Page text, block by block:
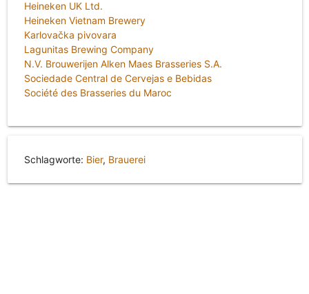
Heineken UK Ltd.
Heineken Vietnam Brewery
Karlovačka pivovara
Lagunitas Brewing Company
N.V. Brouwerijen Alken Maes Brasseries S.A.
Sociedade Central de Cervejas e Bebidas
Société des Brasseries du Maroc
Schlagworte: Bier, Brauerei